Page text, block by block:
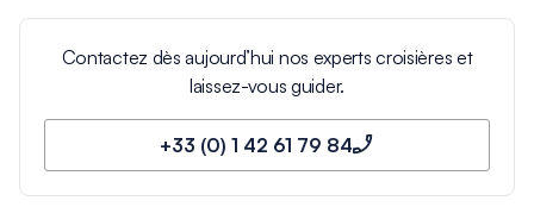
Contactez dès aujourd’hui nos experts croisières et
laissez-vous guider.
+33 (0) 1 42 61 79 84